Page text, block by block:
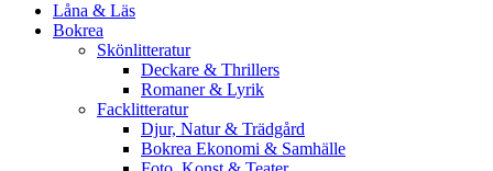
Låna & Läs
Bokrea
Skönlitteratur
Deckare & Thrillers
Romaner & Lyrik
Facklitteratur
Djur, Natur & Trädgård
Bokrea Ekonomi & Samhälle